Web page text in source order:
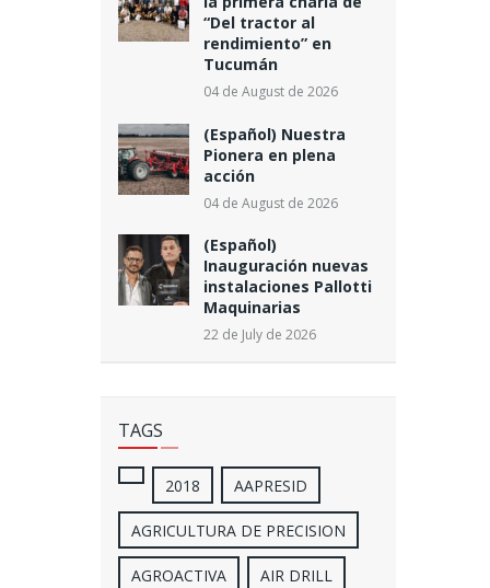
“Del tractor al
rendimiento” en
Tucumán
04 de August de 2026
(Español) Nuestra
Pionera en plena
acción
04 de August de 2026
(Español)
Inauguración nuevas
instalaciones Pallotti
Maquinarias
22 de July de 2026
TAGS
2018 AAPRESID
AGRICULTURA DE PRECISION
AGROACTIVA AIR DRILL